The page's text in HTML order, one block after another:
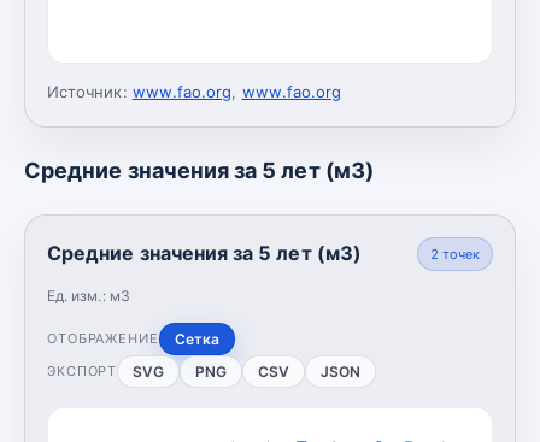
Источник: www.fao.org, www.fao.org
Средние значения за 5 лет (м3)
Средние значения за 5 лет (м3)
Ед. изм.: м3
2 точек
ОТОБРАЖЕНИЕ Сетка
ЭКСПОРТ SVG PNG CSV JSON